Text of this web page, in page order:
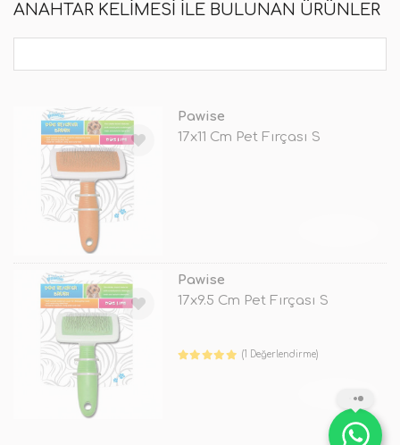
ANAHTAR KELIMESI ILE BULUNAN ÜRÜNLER
Pawise
17x11 Cm Pet Fırçası S
Pawise
17x9.5 Cm Pet Fırçası S
(1 Değerlendirme)
TÜKENDİ